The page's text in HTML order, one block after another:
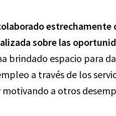
estrechamente
sobre las
brindado espacio para
a través de los
motivando a otros